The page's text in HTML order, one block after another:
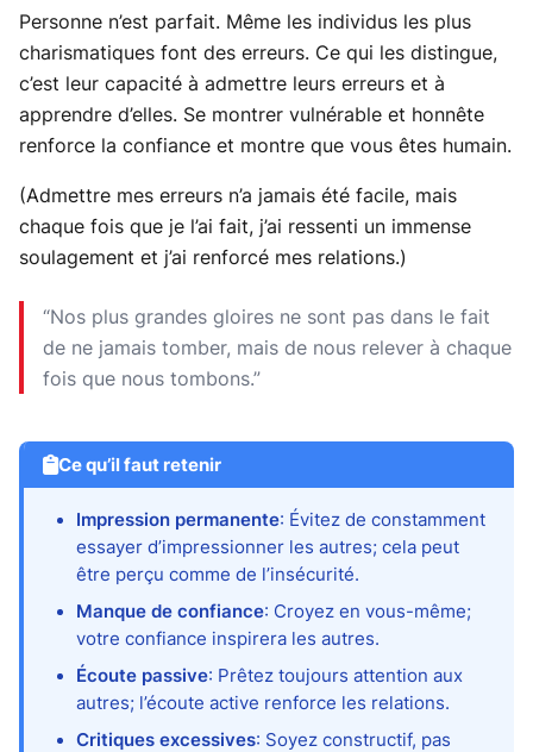
Personne n’est parfait. Même les individus les plus
charismatiques font des erreurs. Ce qui les distingue,
c’est leur capacité à admettre leurs erreurs et à
apprendre d’elles. Se montrer vulnérable et honnête
renforce la confiance et montre que vous êtes humain.
(Admettre mes erreurs n’a jamais été facile, mais
chaque fois que je l’ai fait, j’ai ressenti un immense
soulagement et j’ai renforcé mes relations.)
“Nos plus grandes gloires ne sont pas dans le fait
de ne jamais tomber, mais de nous relever à chaque
fois que nous tombons.”
Ce qu’il faut retenir
Impression permanente: Évitez de constamment
essayer d’impressionner les autres; cela peut
être perçu comme de l’insécurité.
Manque de confiance: Croyez en vous-même;
votre confiance inspirera les autres.
Écoute passive: Prêtez toujours attention aux
autres; l’écoute active renforce les relations.
Critiques excessives: Soyez constructif, pas